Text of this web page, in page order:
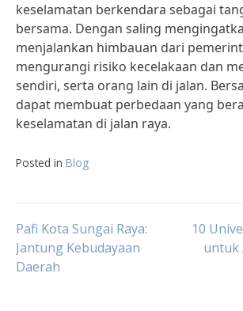
keselamatan berkendara sebagai
bersama. Dengan saling
menjalankan himbauan dari
mengurangi risiko kecelakaan dan
sendiri, serta orang lain di jalan.
dapat membuat perbedaan yang
keselamatan di jalan raya.
Posted in Blog
Post
navigation
Pafi Kota Sungai Raya:
Jantung Kebudayaan
Daerah
10
untuk